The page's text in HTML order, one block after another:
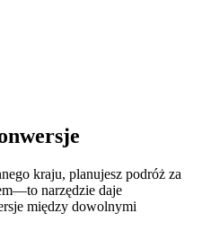
kraju, planujesz podróż za
narzędzie daje
między dowolnymi